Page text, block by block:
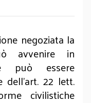
negoziata la
avvenire in
può essere
22 lett.
civilistiche